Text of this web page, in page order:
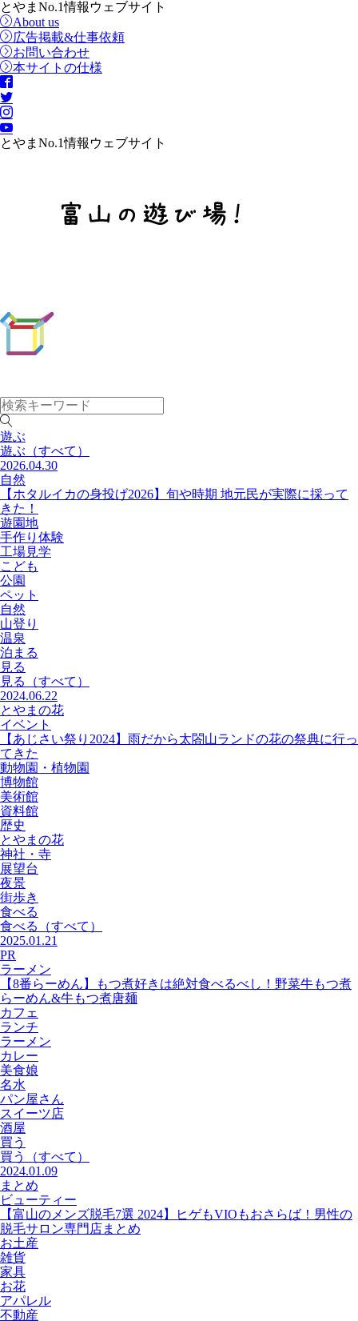
とやまNo.1情報ウェブサイト
About us
広告掲載&仕事依頼
お問い合わせ
本サイトの仕様
とやまNo.1情報ウェブサイト
遊ぶ
遊ぶ （すべて）
2026.04.30
自然
【ホタルイカの身投げ2026】旬や時期 地元民が実際に採って
きた！
遊園地
手作り体験
工場見学
こども
公園
ペット
自然
山登り
温泉
泊まる
見る
見る
（すべて）
2024.06.22
とやまの花
イベント
【あじさい祭り2024】雨だから太閤山ランドの花の祭典に行っ
てきた
動物園・植物園
博物館
美術館
資料館
歴史
とやまの花
神社・寺
展望台
夜景
街歩き
食べる
食べる
（すべて）
2025.01.21
PR
ラーメン
【8番らーめん】もつ煮好きは絶対食べるべし！野菜牛もつ煮
らーめん&牛もつ煮唐麺
カフェ
ランチ
ラーメン
カレー
美食娘
名水
パン屋さん
スイーツ店
酒屋
買う
買う
（すべて）
2024.01.09
まとめ
ビューティー
【富山のメンズ脱毛7選 2024】ヒゲもVIOもおさらば！男性の
脱毛サロン専門店まとめ
お土産
雑貨
家具
お花
アパレル
不動産